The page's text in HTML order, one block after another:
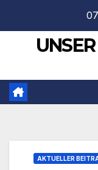
springen
AKTUELLER